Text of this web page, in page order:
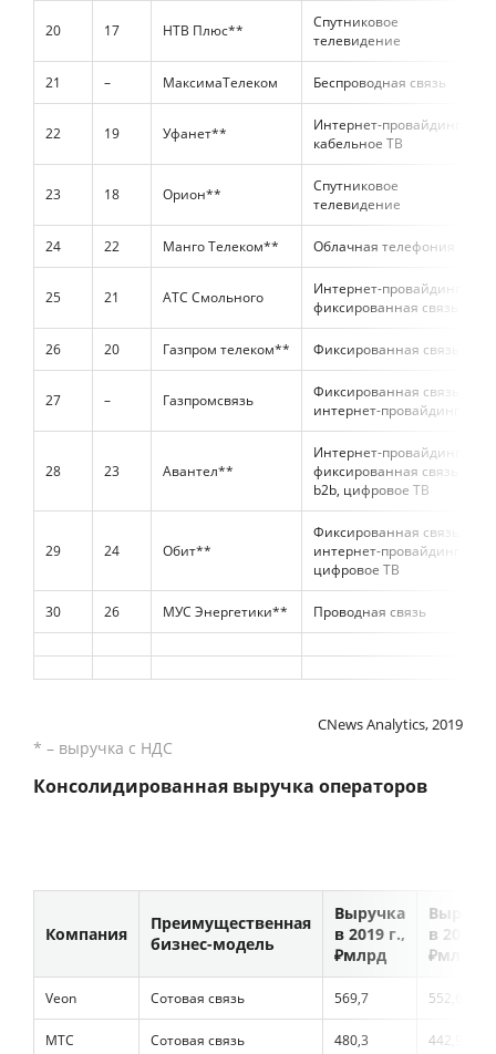
20 17 НТВ Плюс**
Спутниковое
телевидение
21 – МаксимаТелеком Беспроводная связь
22 19 Уфанет**
Интернет-провайдинг,
кабельное ТВ
23 18 Орион**
Спутниковое
телевидение
24 22 Манго Телеком** Облачная телефония
25 21 АТС Смольного
Интернет-провайдинг,
фиксированная связь
26 20 Газпром телеком** Фиксированная связь
27 – Газпромсвязь
Фиксированная связь,
интернет-провайдинг
28 23 Авантел**
Интернет-провайдинг,
фиксированная связь
b2b, цифровое ТВ
29 24 Обит**
Фиксированная связь,
интернет-провайдинг,
цифровое ТВ
30 26 МУС Энергетики** Проводная связь
CNews Analytics, 2019
* – выручка с НДС
Консолидированная выручка операторов
Компания
Преимущественная
бизнес-модель
Выручка
в 2019 г.,
₽млрд
в 2018
₽млрд
Veon Сотовая связь 569,7 552,6
МТС Сотовая связь 480,3 442,9